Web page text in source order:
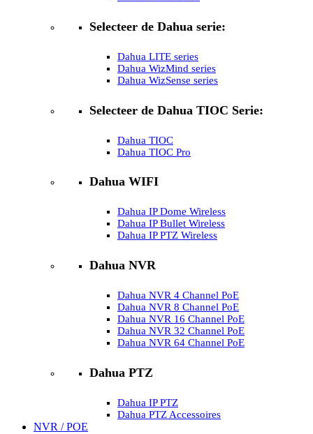
Selecteer de Dahua serie:
Dahua LITE series
Dahua WizMind series
Dahua WizSense series
Selecteer de Dahua TIOC Serie:
Dahua TIOC
Dahua TIOC Pro
Dahua WIFI
Dahua IP Dome Wireless
Dahua IP Bullet Wireless
Dahua IP PTZ Wireless
Dahua NVR
Dahua NVR 4 Channel PoE
Dahua NVR 8 Channel PoE
Dahua NVR 16 Channel PoE
Dahua NVR 32 Channel PoE
Dahua NVR 64 Channel PoE
Dahua PTZ
Dahua IP PTZ
Dahua PTZ Accessoires
NVR / POE